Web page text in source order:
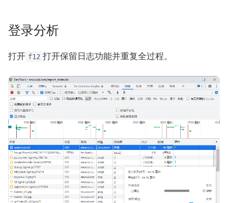
登录分析
打开 f12 打开保留日志功能并重复全过程。